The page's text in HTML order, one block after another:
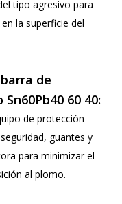
tipo agresivo para
la superficie del
de
60 40:
de protección
guantes y
para minimizar el
al plomo.